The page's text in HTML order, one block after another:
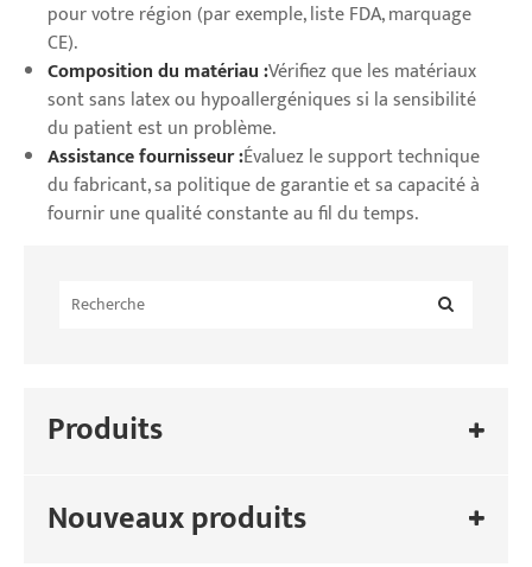
pour votre région (par exemple, liste FDA, marquage
CE).
Composition du matériau :Vérifiez que les matériaux
sont sans latex ou hypoallergéniques si la sensibilité
du patient est un problème.
Assistance fournisseur :Évaluez le support technique
du fabricant, sa politique de garantie et sa capacité à
fournir une qualité constante au fil du temps.
Produits
Nouveaux produits